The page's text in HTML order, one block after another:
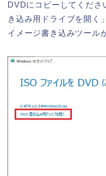
DVDにコピーしてくだ
き込み用ドライブを開く
イメージ書き込みツール